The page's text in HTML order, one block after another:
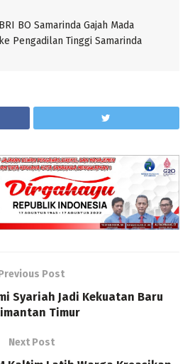
BO Samarinda Gajah Mada
Pengadilan Tinggi Samarinda
Post
Syariah Jadi Kekuatan Baru
Timur
Next Post